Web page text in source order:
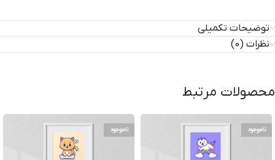
توضیحات تکمیلی
نظرات (0)
محصولات مرتبط
ناموجود ناموجود